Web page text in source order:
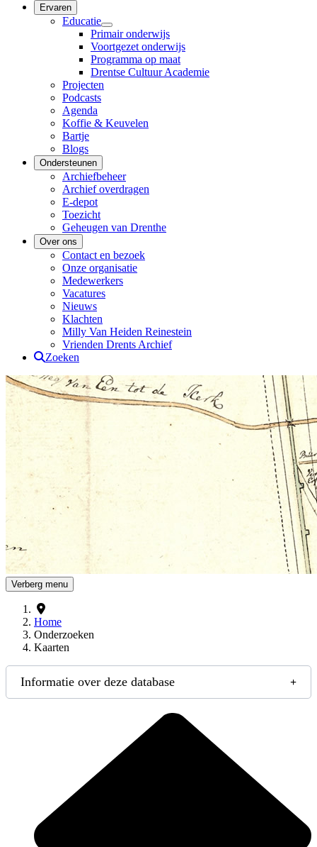
Ervaren
Educatie
Primair onderwijs
Voortgezet onderwijs
Programma op maat
Drentse Cultuur Academie
Projecten
Podcasts
Agenda
Koffie & Keuvelen
Bartje
Blogs
Ondersteunen
Archiefbeheer
Archief overdragen
E-depot
Toezicht
Geheugen van Drenthe
Over ons
Contact en bezoek
Onze organisatie
Medewerkers
Vacatures
Nieuws
Klachten
Milly Van Heiden Reinestein
Vrienden Drents Archief
Zoeken
Drents Archief
Verberg menu
Home
Onderzoeken
Kaarten
Informatie over deze database